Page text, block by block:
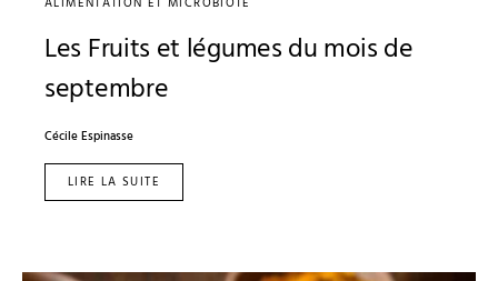
Les Fruits et légumes du mois de
septembre
Cécile Espinasse
LIRE LA SUITE